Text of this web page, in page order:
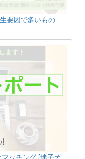
要因で多いもの
マッチング [迷子犬